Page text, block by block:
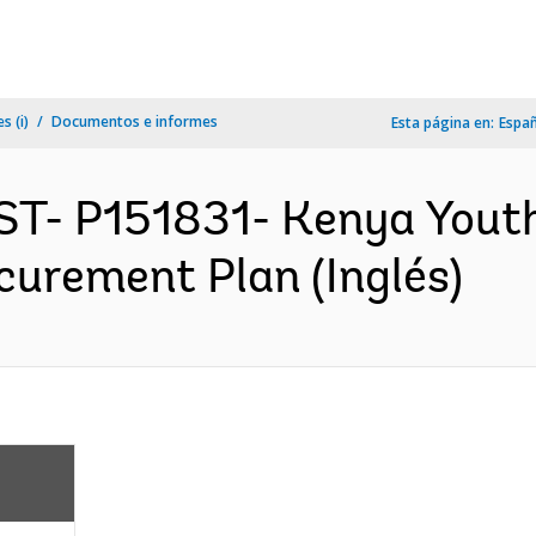
(i) Documentos e informes Esta página en:
P151831- Kenya
Plan (Inglés)